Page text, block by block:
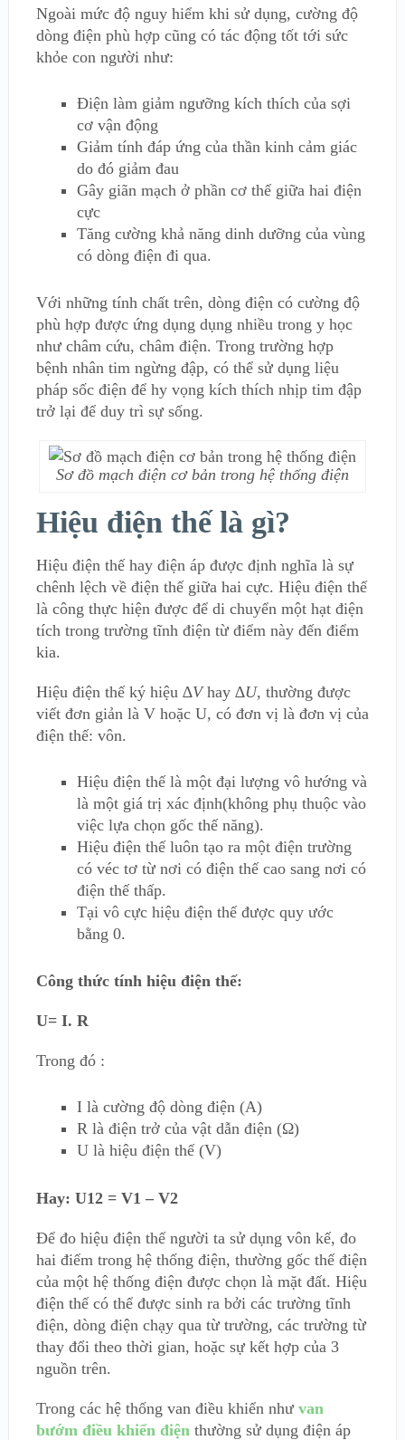
Ngoài mức độ nguy hiểm khi sử dụng, cường độ
dòng điện phù hợp cũng có tác động tốt tới sức
khỏe con người như:
Điện làm giảm ngưỡng kích thích của sợi
cơ vận động
Giảm tính đáp ứng của thần kinh cảm giác
do đó giảm đau
Gây giãn mạch ở phần cơ thể giữa hai điện
cực
Tăng cường khả năng dinh dưỡng của vùng
có dòng điện đi qua.
Với những tính chất trên, dòng điện có cường độ
phù hợp được ứng dụng dụng nhiều trong y học
như châm cứu, châm điện. Trong trường hợp
bệnh nhân tim ngừng đập, có thể sử dụng liệu
pháp sốc điện để hy vọng kích thích nhịp tim đập
trở lại để duy trì sự sống.
Sơ đồ mạch điện cơ bản trong hệ thống điện
Hiệu điện thế là gì?
Hiệu điện thế hay điện áp được định nghĩa là sự
chênh lệch về điện thế giữa hai cực. Hiệu điện thế
là công thực hiện được để di chuyển một hạt điện
tích trong trường tĩnh điện từ điểm này đến điểm
kia.
Hiệu điện thế ký hiệu ∆Vhay ∆U, thường được
viết đơn giản là V hoặc U, có đơn vị là đơn vị của
điện thế: vôn.
Hiệu điện thế là một đại lượng vô hướng và
là một giá trị xác định(không phụ thuộc vào
việc lựa chọn gốc thế năng).
Hiệu điện thế luôn tạo ra một điện trường
có véc tơ từ nơi có điện thế cao sang nơi có
điện thế thấp.
Tại vô cực hiệu điện thế được quy ước
bằng 0.
Công thức tính hiệu điện thế:
U= I. R
Trong đó :
I là cường độ dòng điện (A)
R là điện trở của vật dẫn điện (Ω)
U là hiệu điện thế (V)
Hay: U12 = V1 – V2
Để đo hiệu điện thế người ta sử dụng vôn kế, đo
hai điểm trong hệ thống điện, thường gốc thế điện
của một hệ thống điện được chọn là mặt đất. Hiệu
điện thế có thể được sinh ra bởi các trường tĩnh
điện, dòng điện chạy qua từ trường, các trường từ
thay đổi theo thời gian, hoặc sự kết hợp của 3
nguồn trên.
Trong các hệ thống van điều khiển như van
bướm điều khiển điện thường sử dụng điện áp